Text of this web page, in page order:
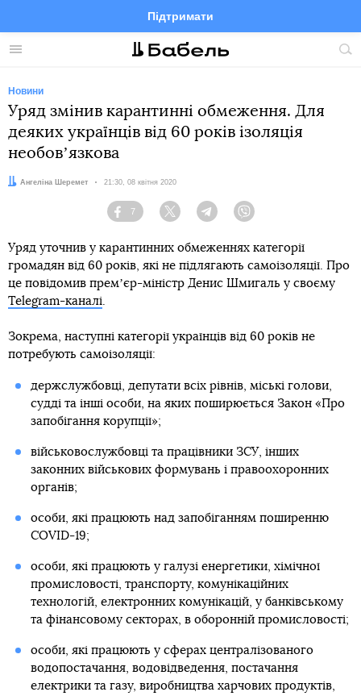
Меню
Підтримати
FacebookTelegramTwitter
Новини
Уряд змінив карантинні обмеження. Для
деяких українців від 60 років ізоляція
необовʼязкова
Автор:
Ангеліна Шеремет Дата:
21:30, 08 квітня 2020
Facebook
7
Twitter TelegramViber
Уряд уточнив у карантинних обмеженнях категорії
громадян від 60 років, які не підлягають самоізоляції. Про
це повідомив премʼєр-міністр Денис Шмигаль у своєму
Telegram-каналі.
Зокрема, наступні категорії українців від 60 років не
потребують самоізоляції:
держслужбовці, депутати всіх рівнів, міські голови,
судді та інші особи, на яких поширюється Закон «Про
запобігання корупції»;
військовослужбовці та працівники ЗСУ, інших
законних військових формувань і правоохоронних
органів;
особи, які працюють над запобіганням поширенню
COVID-19;
особи, які працюють у галузі енергетики, хімічної
промисловості, транспорту, комунікаційних
технологій, електронних комунікацій, у банківському
та фінансовому секторах, в оборонній промисловості;
особи, які працюють у сферах централізованого
водопостачання, водовідведення, постачання
електрики та газу, виробництва харчових продуктів,